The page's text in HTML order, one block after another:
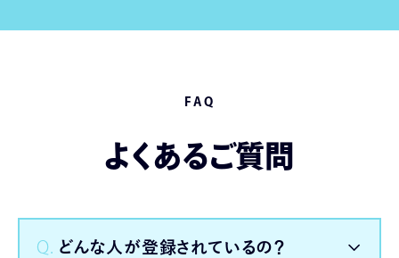
FAQ
よくあるご質問
Q. どんな人が登録されているの？